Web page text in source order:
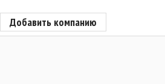
Добавить компанию